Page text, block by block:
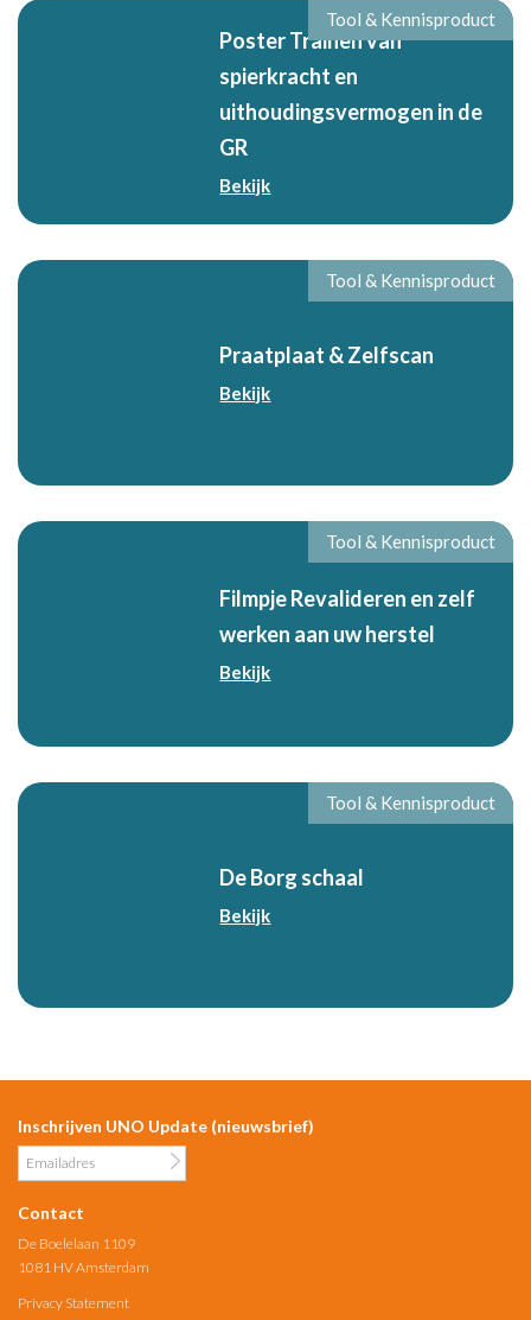
Poster Trainen van
spierkracht en
uithoudingsvermogen in de
GR
Bekijk
Tool & Kennisproduct
Praatplaat & Zelfscan
Bekijk
Tool & Kennisproduct
Filmpje Revalideren en zelf
werken aan uw herstel
Bekijk
Tool & Kennisproduct
De Borg schaal
Bekijk
Tool & Kennisproduct
Inschrijven UNO Update (nieuwsbrief)
Contact
De Boelelaan 1109
1081 HV Amsterdam
Privacy Statement